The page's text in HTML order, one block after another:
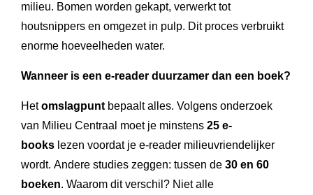
milieu. Bomen worden gekapt, verwerkt tot
houtsnippers en omgezet in pulp. Dit proces verbruikt
enorme hoeveelheden water.
Wanneer is een e-reader duurzamer dan een boek?
Hetomslagpunt bepaalt alles. Volgens onderzoek
van Milieu Centraal moet je minstens 25 e-
books lezen voordat je e-reader milieuvriendelijker
wordt. Andere studies zeggen: tussen de 30 en 60
boeken. Waarom dit verschil? Niet alle